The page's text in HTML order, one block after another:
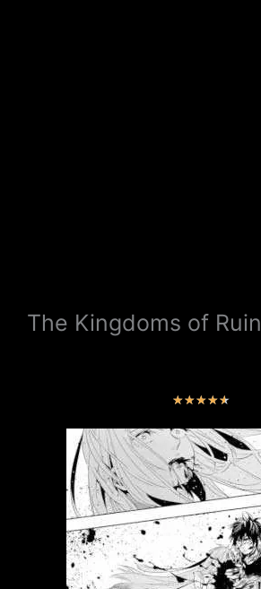
The Kingdoms of Ruin
★★★★★V
l
o
r
a
d
o
c
o